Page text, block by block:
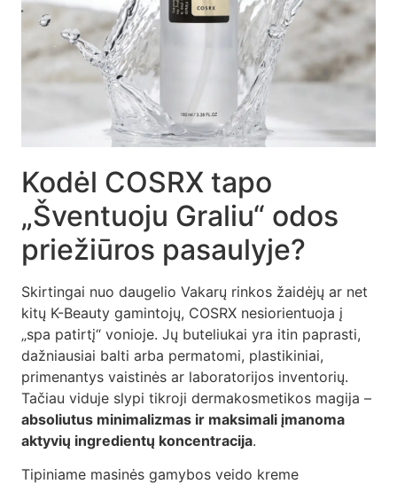
Kodėl COSRX tapo
„Šventuoju Graliu“ odos
priežiūros pasaulyje?
Skirtingai nuo daugelio Vakarų rinkos žaidėjų ar net
kitų K-Beauty gamintojų, COSRX nesiorientuoja į
„spa patirtį“ vonioje. Jų buteliukai yra itin paprasti,
dažniausiai balti arba permatomi, plastikiniai,
primenantys vaistinės ar laboratorijos inventorių.
Tačiau viduje slypi tikroji dermakosmetikos magija –
absoliutus minimalizmas ir maksimali įmanoma
aktyvių ingredientų koncentracija.
Tipiniame masinės gamybos veido kreme